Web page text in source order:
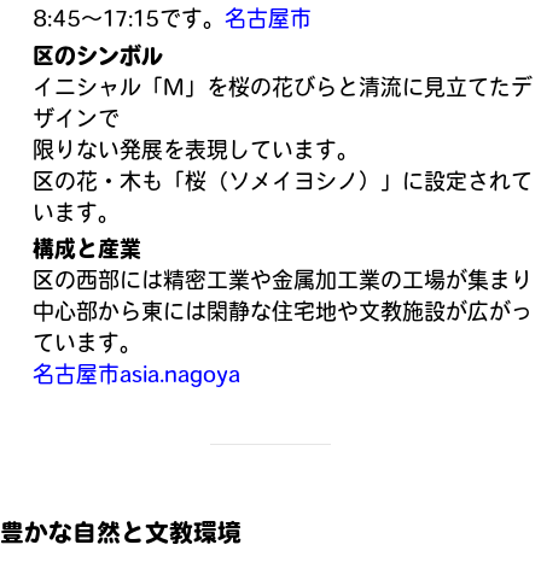
8:45〜17:15です。 名古屋市
区のシンボル
イニシャル「M」を桜の花びらと清流に見立てたデ
ザインで
限りない発展を表現しています。
区の花・木も「桜（ソメイヨシノ）」に設定されて
います。
構成と産業
区の西部には精密工業や金属加工業の工場が集まり
中心部から東には閑静な住宅地や文教施設が広がっ
ています。
名古屋市asia.nagoya
豊かな自然と文教環境